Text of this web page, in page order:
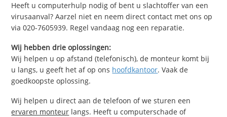
Heeft u computerhulp nodig of bent u slachtoffer van een
virusaanval? Aarzel niet en neem direct contact met ons op
via 020-7605939. Regel vandaag nog een reparatie.
Wij hebben drie oplossingen:
Wij helpen u op afstand (telefonisch), de monteur komt bij
u langs, u geeft het af op ons hoofdkantoor. Vaak de
goedkoopste oplossing.
Wij helpen u direct aan de telefoon of we sturen een
ervaren monteur langs. Heeft u computerschade of